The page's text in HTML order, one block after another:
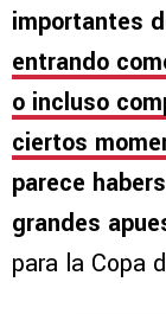
importantes
entrando
o incluso
ciertos
parece
grandes
para la Copa